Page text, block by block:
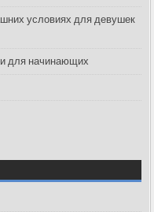
условиях для девушек
для начинающих